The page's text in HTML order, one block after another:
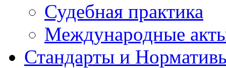
Судебная практика
Международные
Стандарты и